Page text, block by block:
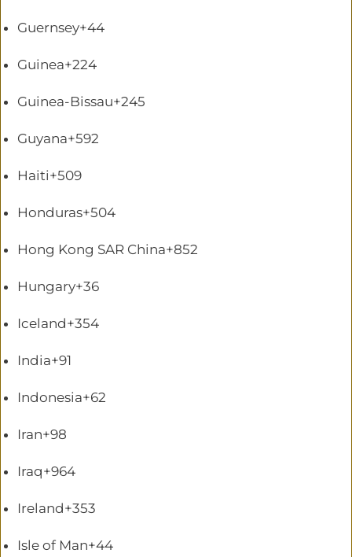
Guernsey+44
Guinea+224
Guinea-Bissau+245
Guyana+592
Haiti+509
Honduras+504
Hong Kong SAR China+852
Hungary+36
Iceland+354
India+91
Indonesia+62
Iran+98
Iraq+964
Ireland+353
Isle of Man+44